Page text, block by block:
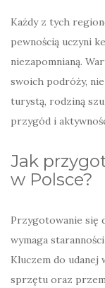
Każdy z tych
pewnością uczyni
niezapomnianą.
swoich podróży,
turystą, rodziną
przygód i
Jak
w Polsce?
Przygotowanie się
wymaga
Kluczem do udanej
sprzętu oraz